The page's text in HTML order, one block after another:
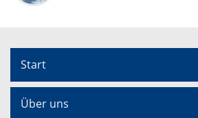
Start
Über uns